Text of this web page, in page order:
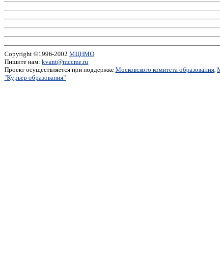
Copyright ©1996-2002 МЦНМО
Пишите нам: kvant@mccme.ru
Проект осуществляется при поддержке Московского комитета образования,
"Курьер образования"